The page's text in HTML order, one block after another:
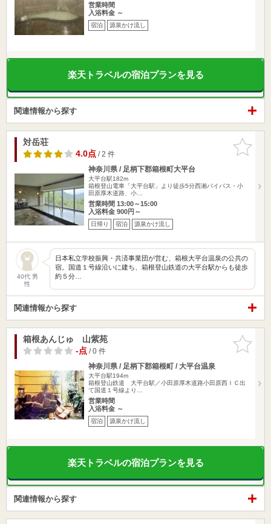
営業時間
入浴料金 ～
宿泊 源泉かけ流し
楽天トラベルの宿泊プランを見る
関連情報から探す
お気に入
りに追加
対岳荘
4.0点/ 2 件
神奈川県 / 足柄下郡箱根町大平台
大平台駅182m
箱根登山電車「大平台駅」より徒歩5分西湘バイパス・小
田原厚木道路、小…
営業時間 13:00～15:00
入浴料金 900円～
日帰り 宿泊 源泉かけ流し
40代 男
性
日本私立学校振興・共済事業団が営む、箱根大平台温泉の公共の
宿。国道１号線沿いに建ち、箱根登山鉄道の大平台駅からも徒歩
約５分…
関連情報から探す
お気に入
りに追加
箱根あんじゅ 山紫苑
-点/ 0 件
神奈川県 / 足柄下郡箱根町 / 大平台温泉
大平台駅194m
箱根登山鉄道 大平台駅／小田原厚木道路小田原西ＩＣ出
て国道１号線より…
営業時間
入浴料金 ～
宿泊 源泉かけ流し
楽天トラベルの宿泊プランを見る
関連情報から探す